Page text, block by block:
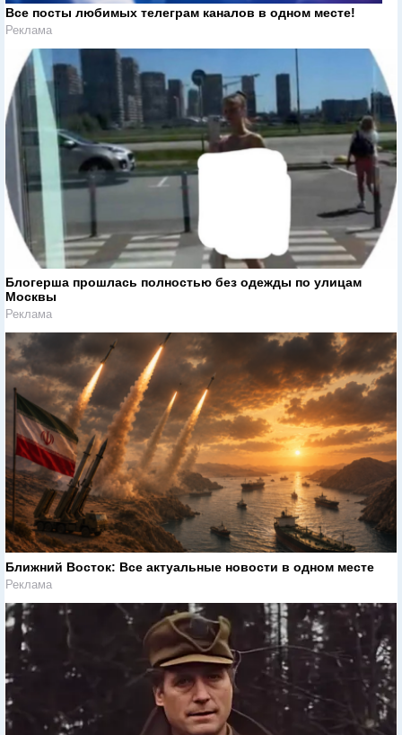
Все посты любимых телеграм каналов в одном месте!
Реклама
Блогерша прошлась полностью без одежды по улицам
Москвы
Реклама
Ближний Восток: Все актуальные новости в одном месте
Реклама